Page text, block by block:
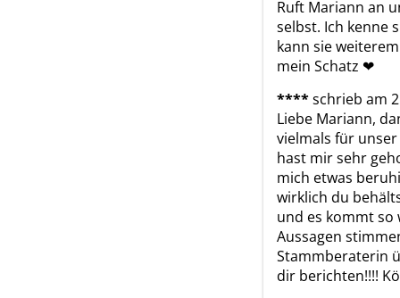
Ruft Mariann an
selbst. Ich kenne
kann sie
mein Schatz ❤ ️
****schrieb am
Liebe Mariann,
vielmals für
hast mir sehr
mich etwas
wirklich du
und es kommt so
Aussagen
Stammberaterin
dir berichten!!!!